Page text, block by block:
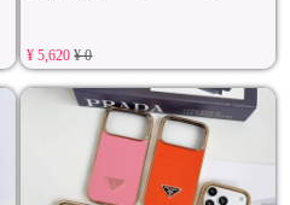
¥ 5,620¥ 0